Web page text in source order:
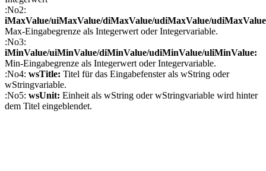
:No2:
iMaxValue/uiMaxValue/diMaxValue/udiMaxValue/
Max-Eingabegrenze als Integerwert oder Integervariable.
:No3:
iMinValue/uiMinValue/diMinValue/udiMinValue/uliMinValue:
Min-Eingabegrenze als Integerwert oder Integervariable.
:No4: wsTitle: Titel für das Eingabefenster als wString oder
wStringvariable.
:No5: wsUnit: Einheit als wString oder wStringvariable wird hinter
dem Titel eingeblendet.